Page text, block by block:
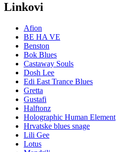
Linkovi
Afion
BE HA VE
Benston
Bok Blues
Castaway Souls
Dosh Lee
Edi East Trance Blues
Gretta
Gustafi
Halftonz
Holographic Human Element
Hrvatske blues snage
Lili Gee
Lotus